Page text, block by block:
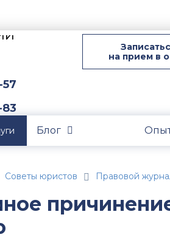
на прием в
Блог
Советы юристов Правовой